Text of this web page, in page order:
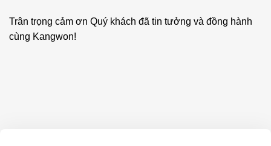
Trân trọng cảm ơn Quý khách đã tin tưởng và đồng hành
cùng Kangwon!